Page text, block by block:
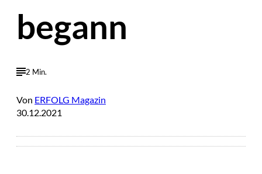
begann
2 Min.
Von ERFOLG Magazin
30.12.2021